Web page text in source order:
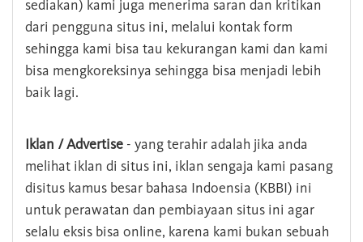
sediakan) kami juga menerima saran dan kritikan
dari pengguna situs ini, melalui kontak form
sehingga kami bisa tau kekurangan kami dan kami
bisa mengkoreksinya sehingga bisa menjadi lebih
baik lagi.
Iklan / Advertise - yang terahir adalah jika anda
melihat iklan di situs ini, iklan sengaja kami pasang
disitus kamus besar bahasa Indoensia (KBBI) ini
untuk perawatan dan pembiayaan situs ini agar
selalu eksis bisa online, karena kami bukan sebuah